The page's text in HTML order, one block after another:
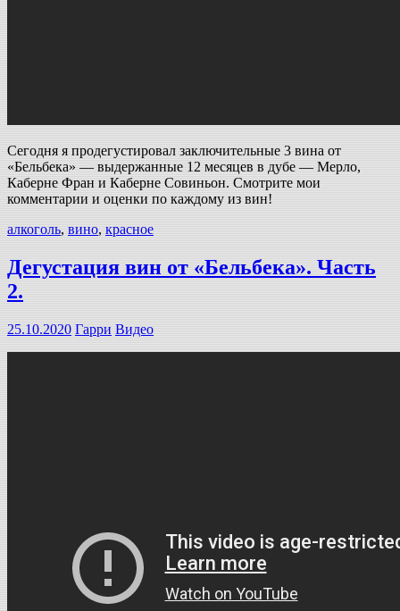
Сегодня я продегустировал заключительные 3 вина от
«Бельбека» — выдержанные 12 месяцев в дубе — Мерло,
Каберне Фран и Каберне Совиньон. Смотрите мои
комментарии и оценки по каждому из вин!
алкоголь, вино, красное
Дегустация вин от «Бельбека». Часть
2.
25.10.2020 Гарри Видео